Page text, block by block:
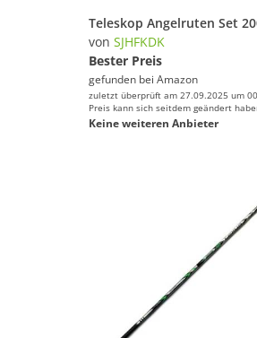
von SJHFKDK
Bester Preis
gefunden bei Amazon
zuletzt überprüft am 27.09.2025 um
Preis kann sich seitdem geändert
Keine weiteren Anbieter